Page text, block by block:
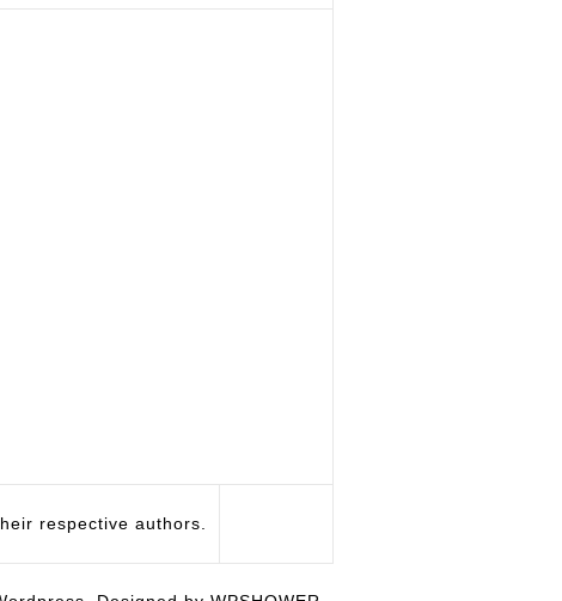
respective authors.